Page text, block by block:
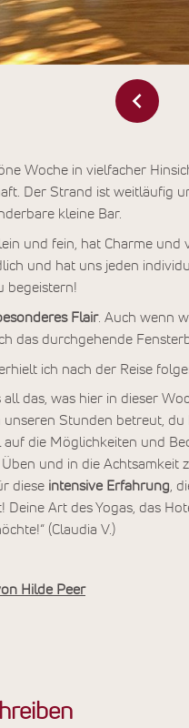
Woche in vielfacher
Der Strand ist weitläufig
kleine Bar.
und fein, hat Charme und
und hat uns jeden
begeistern!
Flair. Auch wenn
das durchgehende
ich nach der Reise
all das, was hier in dieser
Stunden betreut,
die Möglichkeiten und
und in die
diese intensive Erfahrung,
Deine Art des Yogas, das
(Claudia V.)
Hilde Peer